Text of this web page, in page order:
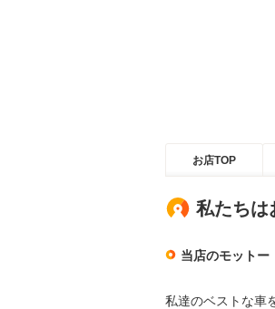
お店TOP
私たちは
当店のモットー
私達のベストな車